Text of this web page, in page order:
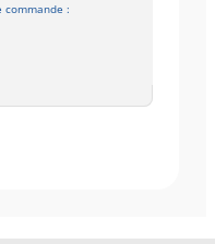
commande :